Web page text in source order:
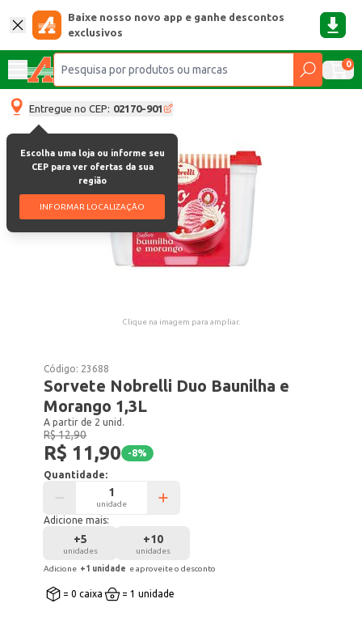
Baixe nosso novo app e ganhe descontos
exclusivos
0
Entregue no CEP: 02170-901
Escolha uma loja ou informe seu
CEP para ver ofertas da sua
região
INFORMAR LOCALIZAÇÃO
Clique na imagem para ampliar.
Código: 23688
Sorvete Nobrelli Duo Baunilha e
Morango 1,3L
A partir de 2 unid.
R$ 12,90
R$ 11,90 -8%
Quantidade:
unidade
Adicione mais:
+5
unidades
+10
unidades
Adicione +1 unidade e aproveite o desconto
= 0 caixa = 1 unidade